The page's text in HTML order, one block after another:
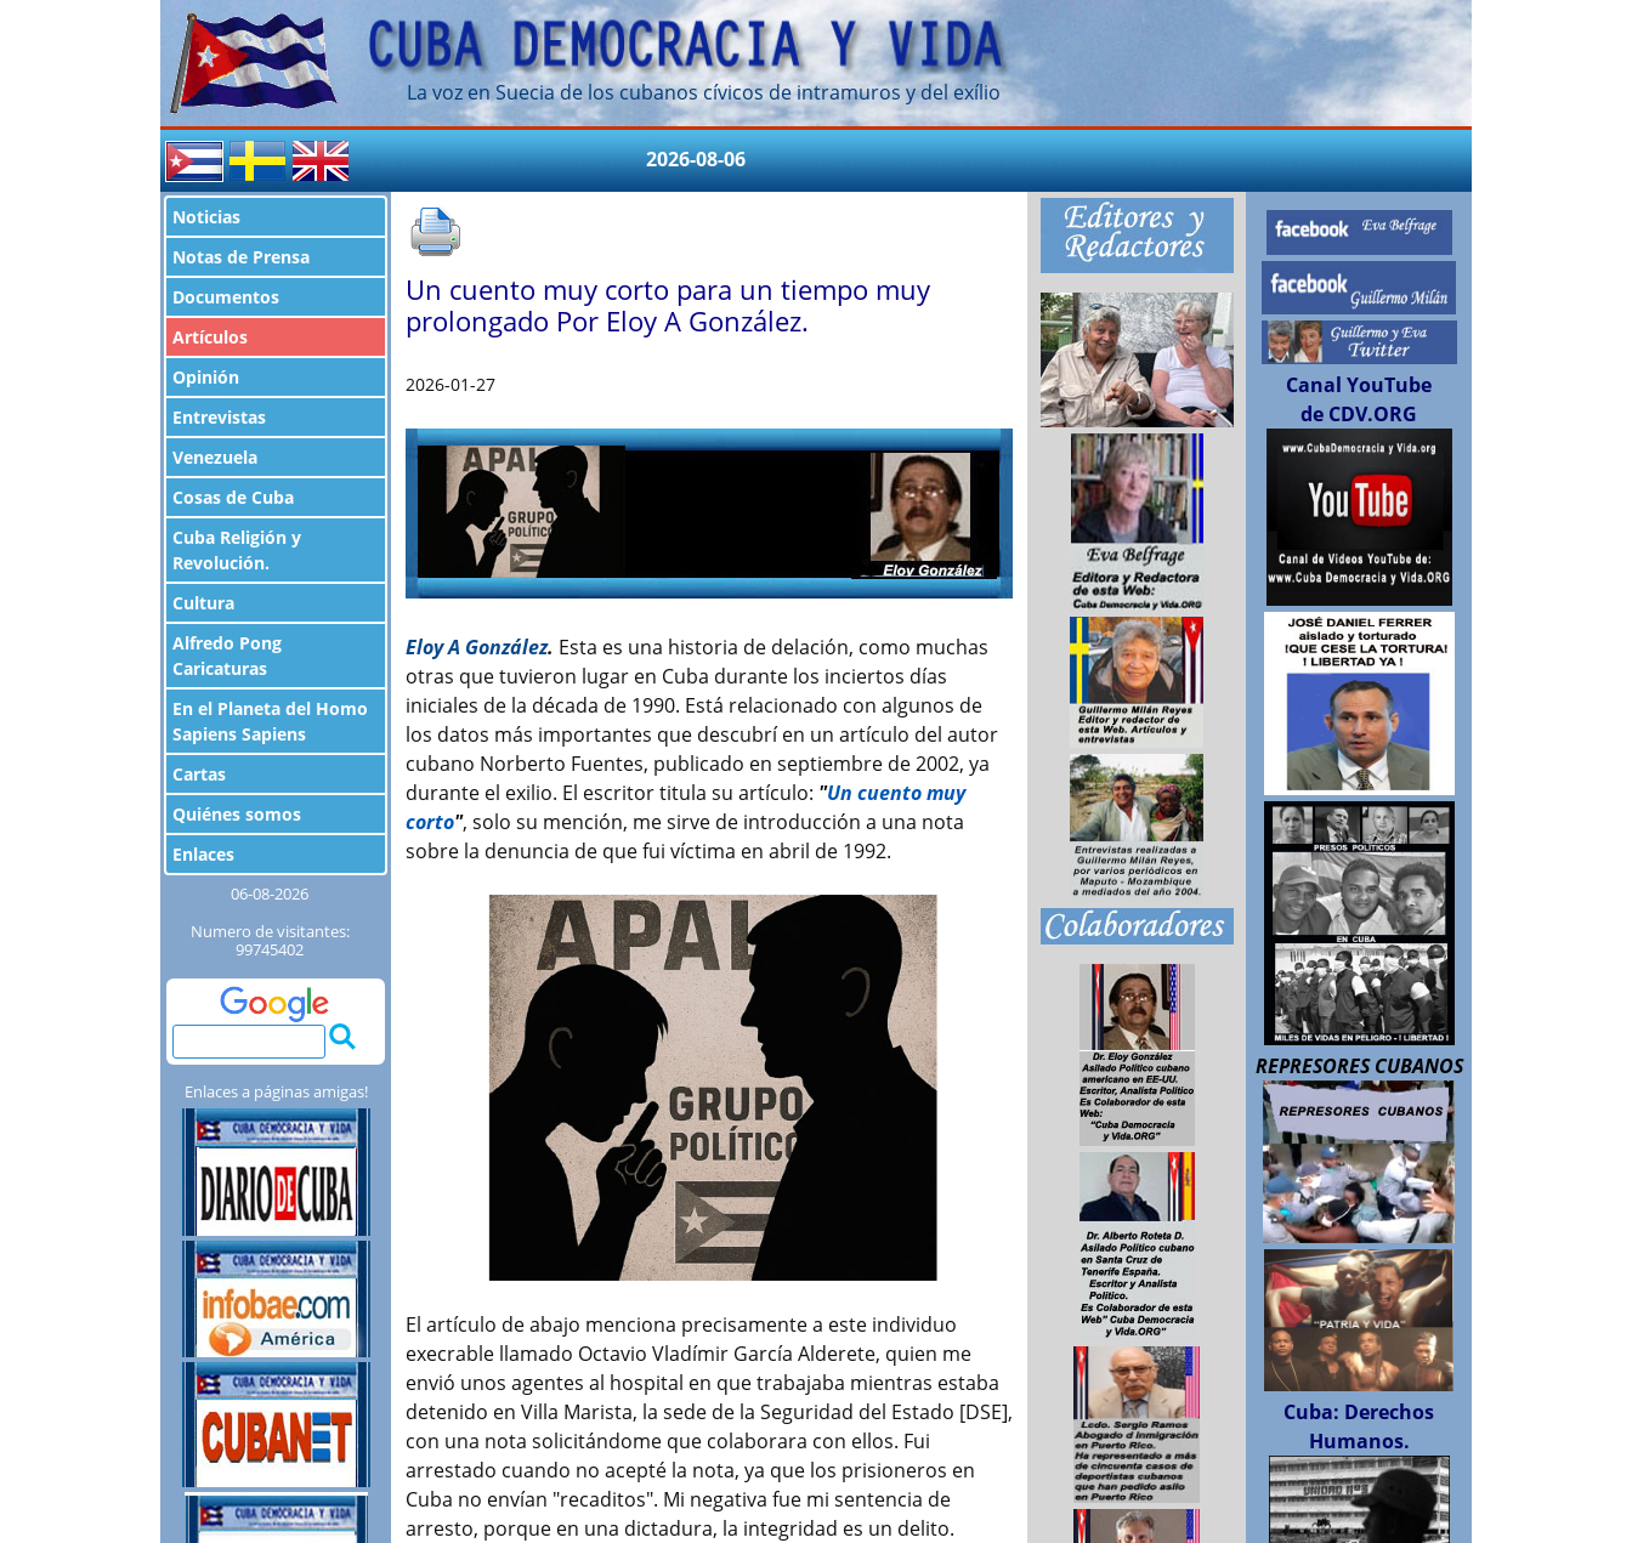
La voz en Suecia de los cubanos cívicos de intramuros y del exílio
2026-08-06
Noticias
Notas de Prensa
Documentos
Artículos
Opinión
Entrevistas
Venezuela
Cosas de Cuba
Cuba Religión y
Revolución.
Cultura
Alfredo Pong
Caricaturas
En el Planeta del Homo
Sapiens Sapiens
Cartas
Quiénes somos
Enlaces
06-08-2026
Numero de visitantes:
99745402
Enlaces a páginas amigas!
Un cuento muy corto para un tiempo muy
prolongado Por Eloy A González.
2026-01-27
Eloy A González. Esta es una historia de delación, como muchas
otras que tuvieron lugar en Cuba durante los inciertos días
iniciales de la década de 1990. Está relacionado con algunos de
los datos más importantes que descubrí en un artículo del autor
cubano Norberto Fuentes, publicado en septiembre de 2002, ya
durante el exilio. El escritor titula su artículo: "Un cuento muy
corto", solo su mención, me sirve de introducción a una nota
sobre la denuncia de que fui víctima en abril de 1992.
El artículo de abajo menciona precisamente a este individuo
execrable llamado Octavio Vladímir García Alderete, quien me
envió unos agentes al hospital en que trabajaba mientras estaba
detenido en Villa Marista, la sede de la Seguridad del Estado [DSE],
con una nota solicitándome que colaborara con ellos. Fui
arrestado cuando no acepté la nota, ya que los prisioneros en
Cuba no envían "recaditos". Mi negativa fue mi sentencia de
arresto, porque en una dictadura, la integridad es un delito.
Canal YouTube
de CDV.ORG
REPRESORES CUBANOS
Cuba: Derechos
Humanos.